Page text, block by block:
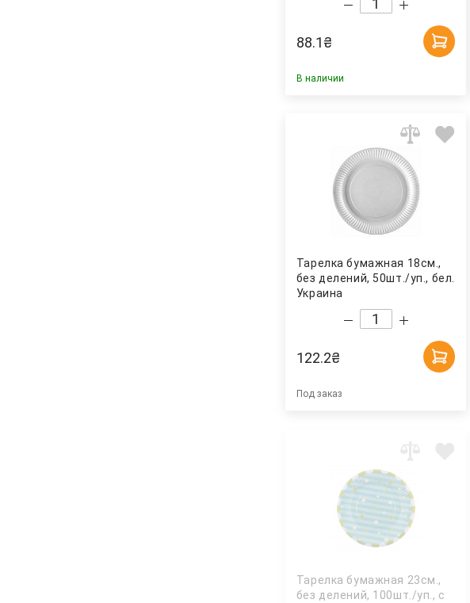
88.1₴
В наличии
Тарелка бумажная 18см.,
без делений, 50шт./уп., бел.
Украина
122.2₴
Под заказ
Тарелка бумажная 23см.,
без делений, 100шт./уп., с